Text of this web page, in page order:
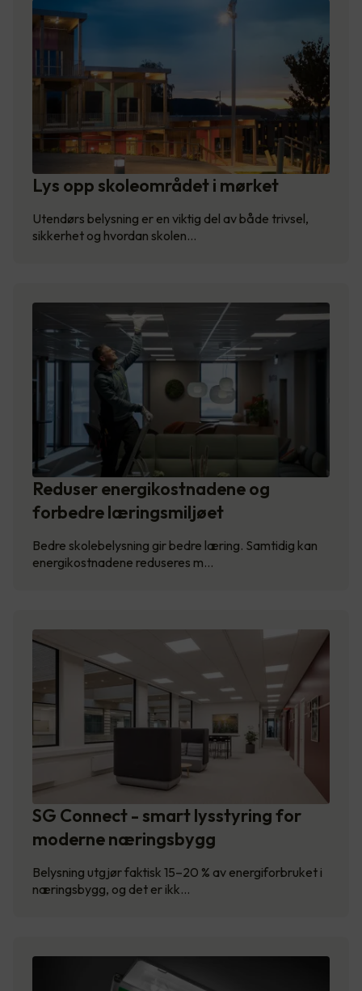
Lys opp skoleområdet i mørket
Utendørs belysning er en viktig del av både trivsel,
sikkerhet og hvordan skolen…
Reduser energikostnadene og
forbedre læringsmiljøet
Bedre skolebelysning gir bedre læring. Samtidig kan
energikostnadene reduseres m…
SG Connect - smart lysstyring for
moderne næringsbygg
Belysning utgjør faktisk 15–20 % av energiforbruket i
næringsbygg, og det er ikk…